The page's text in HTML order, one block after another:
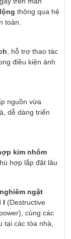
thông qua hệ
toàn.
, hỗ trợ thao tác
điều kiện ánh
nguồn vừa
dễ dàng triển
kim nhôm
hợp lắp đặt lâu
ngặt
I (Destructive
cùng các
tại các tòa nhà,